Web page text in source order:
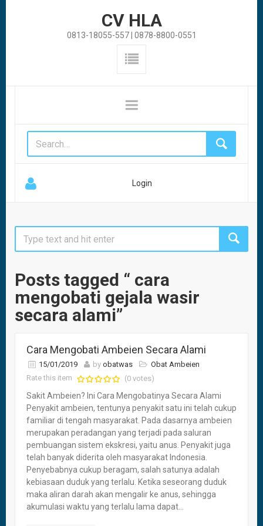
CV HLA
0813-18055-557 | 0878-8800-0551
Login
Posts tagged “ cara
mengobati gejala wasir
secara alami”
Cara Mengobati Ambeien Secara Alami
15/01/2019 byobatwas
Obat Ambeien
Rate this item
(0 votes)
Sakit Ambeien? Ini Cara Mengobatinya Secara Alami
Penyakit ambeien, tentunya penyakit satu ini telah cukup
familiar di tengah masyarakat. Pada dasarnya ambeien
merupakan peradangan yang terjadi pada saluran
pembuangan sistem ekskresi, yaitu anus. Penyakit juga
telah banyak diderita oleh masyarakat Indonesia.
Penyebabnya cukup beragam, salah satunya adalah
kebiasaan duduk yang terlalu. Ketika seseorang duduk
maka aliran darah akan mengalir ke anus, sehingga
akumulasi waktu yang terlalu lama dapat...